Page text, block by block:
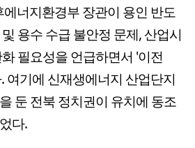
너지환경부 장관이 용인 반도
용수 수급 불안정 문제, 산업시
필요성을 언급하면서 '이전
여기에 신재생에너지 산업단지
둔 전북 정치권이 유치에 동조
다.